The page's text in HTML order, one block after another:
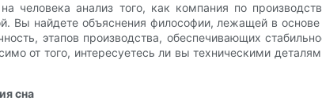
человека анализ того, как компания по
Вы найдете объяснения философии, лежащей в
этапов производства, обеспечивающих
от того, интересуетесь ли вы техническими
сна